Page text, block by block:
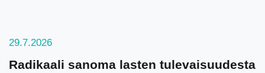
29.7.2026
Radikaali sanoma lasten tulevaisuudesta